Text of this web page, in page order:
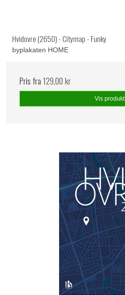
Hvidovre (2650) - Citymap - Funky
byplakaten HOME
Pris fra129,00 kr
Vis produkt